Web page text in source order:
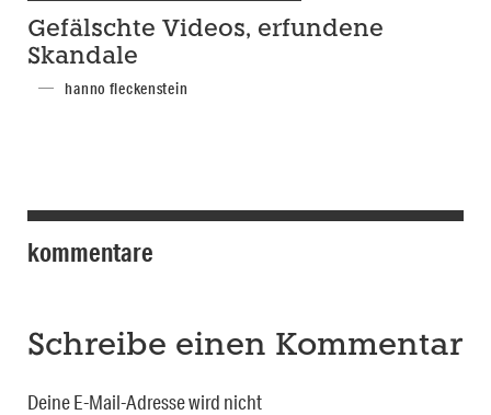
Gefälschte Videos, erfundene
Skandale
hanno fleckenstein
kommentare
Schreibe einen Kommentar
Deine E-Mail-Adresse wird nicht